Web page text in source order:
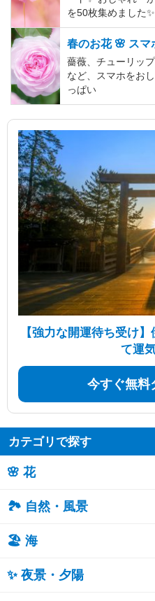
を50枚集めました✨️
春のお花 🌸 スマ
薔薇、チューリッ
など、スマホをお
っぱい
【強力な開運待ち受け
て運
今すぐ無料
カテゴリで探す
🌸 花
🏞️ 自然・風景
🏖 海
✨ 夜景・夕陽